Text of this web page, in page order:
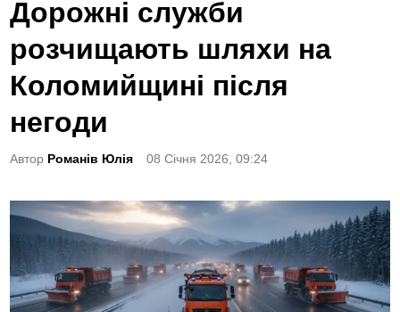
s
e
d
n
Дорожні служби
розчищають шляхи на
Коломийщині після
негоди
Автор Романів Юлія 08 Січня 2026, 09:24